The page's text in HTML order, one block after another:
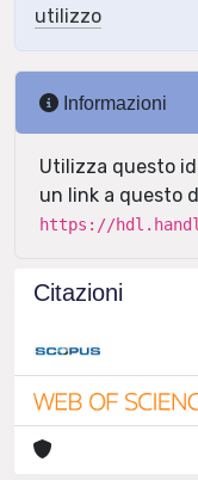
utilizzo
Informazioni
Utilizza questo
un link a questo
https://
Citazioni